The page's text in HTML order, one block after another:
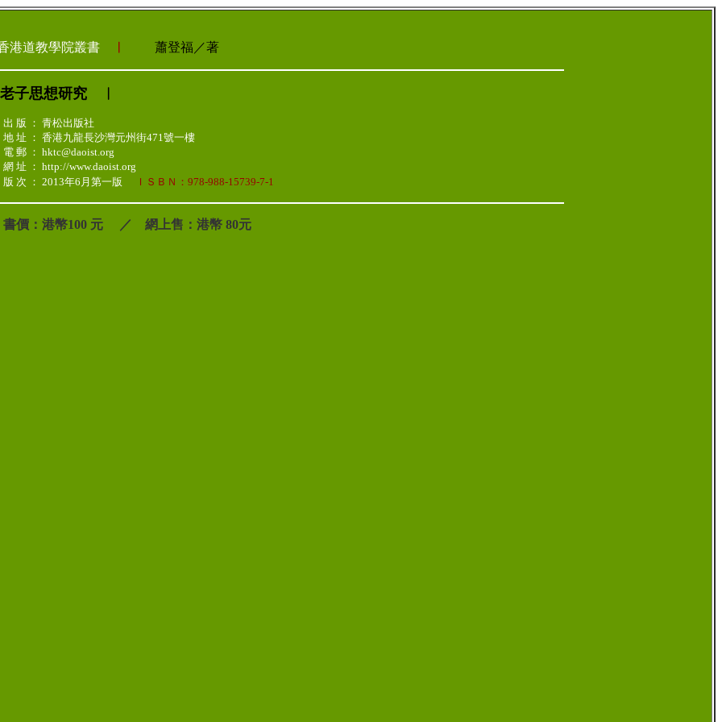
港道教學院叢書 蕭登福／著
子思想研究
出 版 ： 青松出版社
地 址 ： 香港九龍長沙灣元州街471號一樓
電 郵 ： hktc@daoist.org
網 址 ： http://www.daoist.org
版 次 ： 2013年6月第一版
ＩＳＢＮ： 978-988-15739-7-1
書價：港幣100 元 ／ 網上售：港幣 80元